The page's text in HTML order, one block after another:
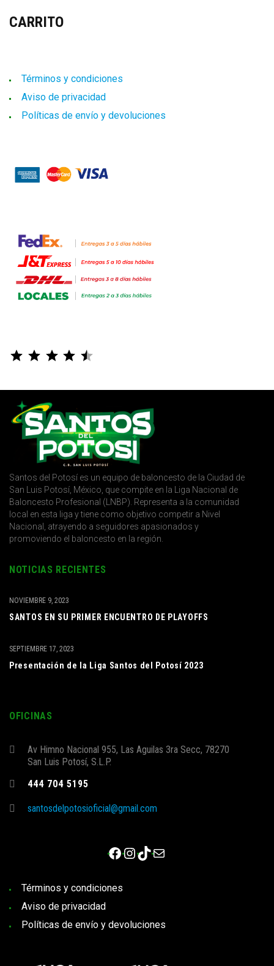
CARRITO
Términos y condiciones
Aviso de privacidad
Políticas de envío y devoluciones
⭐ ⭐
Santos del Potosí es un equipo de baloncesto de la Ciudad de
San Luis Potosí, México, que compite en la Liga Nacional de
Baloncesto Profesional (LNBP). Representa a la comunidad
local en esta liga y tiene como objetivo competir a Nivel
Nacional, atrayendo a seguidores apasionados y
promoviendo el baloncesto en la región.
NOTICIAS RECIENTES
SANTOS EN SU PRIMER ENCUENTRO DE PLAYOFFS
NOVIEMBRE 9, 2023
Presentación de la Liga Santos del Potosí 2023
SEPTIEMBRE 17, 2023
OFICINAS
Av Himno Nacional 955, Las Aguilas 3ra Secc, 78270
San Luis Potosí, S.L.P.
444 704 5195
santosdelpotosioficial@gmail.com
Facebook
Instagram
TikTok
Correo electrónico
Términos y condiciones
Aviso de privacidad
Políticas de envío y devoluciones